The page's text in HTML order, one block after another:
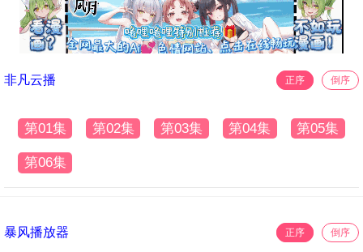
非凡云播 正序 倒序
第01集 第02集 第03集 第04集 第05集
第06集
暴风播放器 正序 倒序